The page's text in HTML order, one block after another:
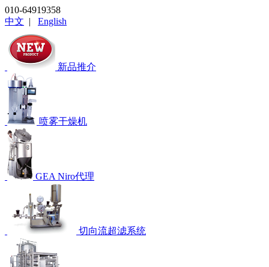
010-64919358
中文 | English
新品推介
喷雾干燥机
GEA Niro代理
切向流超滤系统